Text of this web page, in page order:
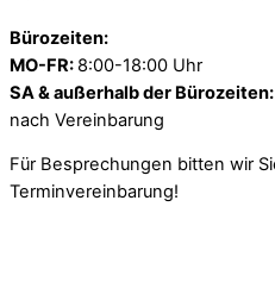
Bürozeiten:
MO-FR: 8:00-18:00 Uhr
SA & außerhalb der Bürozeiten:
nach Vereinbarung
Für Besprechungen bitten wir
Terminvereinbarung!